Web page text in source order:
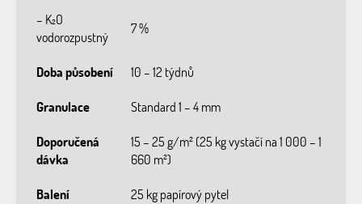
– K₂O
vodorozpustný
7 %
Doba působení 10 – 12 týdnů
Granulace Standard 1 – 4 mm
Doporučená
dávka
15 – 25 g/m² (25 kg vystačí na 1 000 – 1
660 m²)
Balení 25 kg papírový pytel